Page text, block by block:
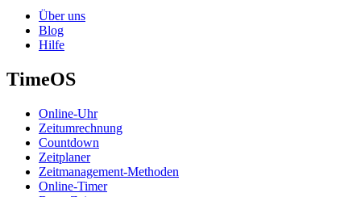
Über uns
Blog
Hilfe
TimeOS
Online-Uhr
Zeitumrechnung
Countdown
Zeitplaner
Zeitmanagement-Methoden
Online-Timer